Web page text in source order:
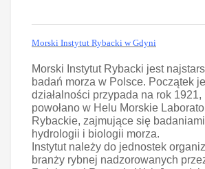
Morski Instytut Rybacki w Gdyni
Morski Instytut Rybacki jest
badań morza w Polsce. Początek
działalności przypada na rok 1921,
powołano w Helu Morskie
Rybackie, zajmujące się
hydrologii i biologii morza.
Instytut należy do jednostek
branży rybnej nadzorowanych